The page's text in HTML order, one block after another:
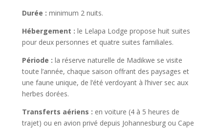
Durée : minimum 2 nuits.
Hébergement : le Lelapa Lodge propose huit suites
pour deux personnes et quatre suites familiales.
Période : la réserve naturelle de Madikwe se visite
toute l’année, chaque saison offrant des paysages et
une faune unique, de l’été verdoyant à l’hiver sec aux
herbes dorées.
Transferts aériens : en voiture (4 à 5 heures de
trajet) ou en avion privé depuis Johannesburg ou Cape